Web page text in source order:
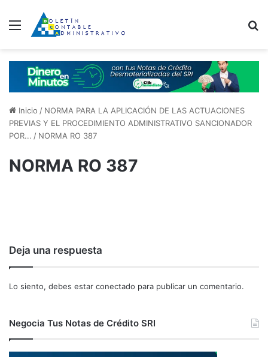
Menú
Inicio / NORMA PARA LA APLICACIÓN DE LAS ACTUACIONES
PREVIAS Y EL PROCEDIMIENTO ADMINISTRATIVO SANCIONADOR
POR... / NORMA RO 387
NORMA RO 387
Deja una respuesta
Lo siento, debes estar conectado para publicar un comentario.
Negocia Tus Notas de Crédito SRI